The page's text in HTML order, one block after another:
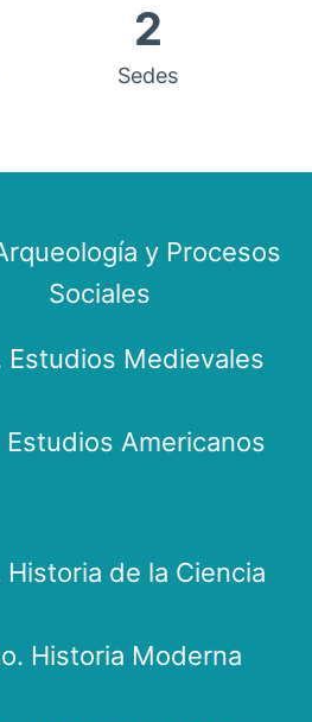
2
Sedes
y Procesos
Sociales
Estudios Medievales
Estudios Americanos
Historia de la Ciencia
Historia Moderna